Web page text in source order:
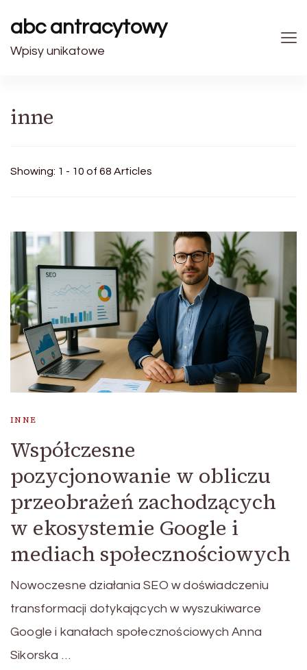
abc antracytowy
Wpisy unikatowe
inne
Showing: 1 - 10 of 68 Articles
INNE
Współczesne
pozycjonowanie w obliczu
przeobrażeń zachodzących
w ekosystemie Google i
mediach społecznościowych
Nowoczesne działania SEO w doświadczeniu
transformacji dotykających w wyszukiwarce
Google i kanałach społecznościowych Anna
Sikorska …